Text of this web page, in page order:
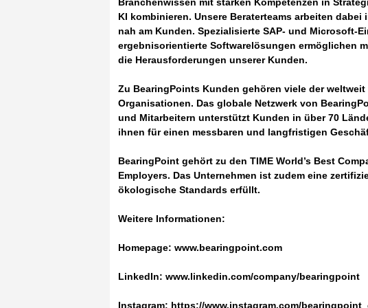
KI kombinieren. Unsere Beraterteams arbeiten
nah am Kunden. Spezialisierte SAP- und Microsoft-
ergebnisorientierte Softwarelösungen ermöglichen
die Herausforderungen unserer Kunden.
Zu BearingPoints Kunden gehören viele der
Organisationen. Das globale Netzwerk von
und Mitarbeitern unterstützt Kunden in über 70
ihnen für einen messbaren und langfristigen
BearingPoint gehört zu den TIME World’s Best
Employers. Das Unternehmen ist zudem eine
ökologische Standards erfüllt.
Weitere Informationen:
Homepage: www.bearingpoint.com
LinkedIn: www.linkedin.com/company/bearingpoint
Instagram: https://www.instagram.com/